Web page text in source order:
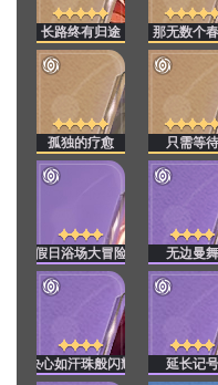
长路终有归途 那无数个
孤独的疗愈 只需等待
假日浴场大冒险 无边曼舞
决心如汗珠般闪耀 延长记号